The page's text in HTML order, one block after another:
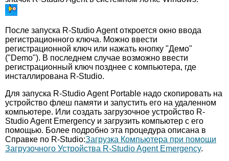
После запуска R-Studio Agent откроется окно ввода
регистрационного ключа. Можно ввести
регистрационной ключ или нажать кнопку "Демо"
("Demo"). В последнем случае возможно ввести
регистрационный ключ позднее с компьютера, где
инсталлирована R-Studio.
Для запуска R-Studio Agent Portable надо скопировать на
устройство флеш памяти и запустить его на удаленном
компьютере. Или создать загрузочное устройство R-
Studio Agent Emergency и загрузить компьютер с его
помощью. Более подробно эта процедура описана в
Справке по R-Studio:Загрузка Компьютера при помощи
Загрузочного Устройства R-Studio Agent Emergency.